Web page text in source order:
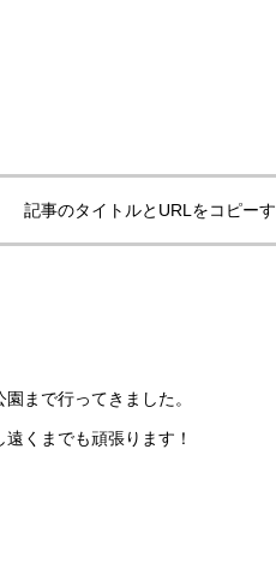
記事のタイトルとURLをコピー
まで行ってきました。
くまでも頑張ります！